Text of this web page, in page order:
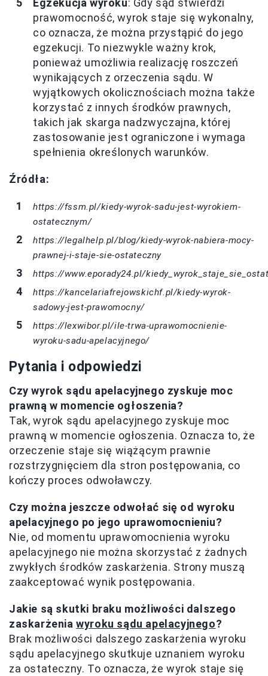
prawomocność, wyrok staje się wykonalny,
co oznacza, że można przystąpić do jego
egzekucji. To niezwykle ważny krok,
ponieważ umożliwia realizację roszczeń
wynikających z orzeczenia sądu. W
wyjątkowych okolicznościach można także
korzystać z innych środków prawnych,
takich jak skarga nadzwyczajna, której
zastosowanie jest ograniczone i wymaga
spełnienia określonych warunków.
Źródła:
https://fssm.pl/kiedy-wyrok-sadu-jest-wyrokiem-
ostatecznym/
https://legalhelp.pl/blog/kiedy-wyrok-nabiera-mocy-
prawnej-i-staje-sie-ostateczny
https://www.eporady24.pl/
https://kancelariafrejowskichf.pl/kiedy-wyrok-
sadowy-jest-prawomocny/
https://lexwibor.pl/ile-trwa-uprawomocnienie-
wyroku-sadu-apelacyjnego/
Pytania i odpowiedzi
Czy wyrok sądu apelacyjnego zyskuje moc
prawną w momencie ogłoszenia?
Tak, wyrok sądu apelacyjnego zyskuje moc
prawną w momencie ogłoszenia. Oznacza to, że
orzeczenie staje się wiążącym prawnie
rozstrzygnięciem dla stron postępowania, co
kończy proces odwoławczy.
Czy można jeszcze odwołać się od wyroku
apelacyjnego po jego uprawomocnieniu?
Nie, od momentu uprawomocnienia wyroku
apelacyjnego nie można skorzystać z żadnych
zwykłych środków zaskarżenia. Strony muszą
zaakceptować wynik postępowania.
Jakie są skutki braku możliwości dalszego
zaskarżeniawyroku sądu apelacyjnego?
Brak możliwości dalszego zaskarżenia wyroku
sądu apelacyjnego skutkuje uznaniem wyroku
za ostateczny. To oznacza, że wyrok staje się